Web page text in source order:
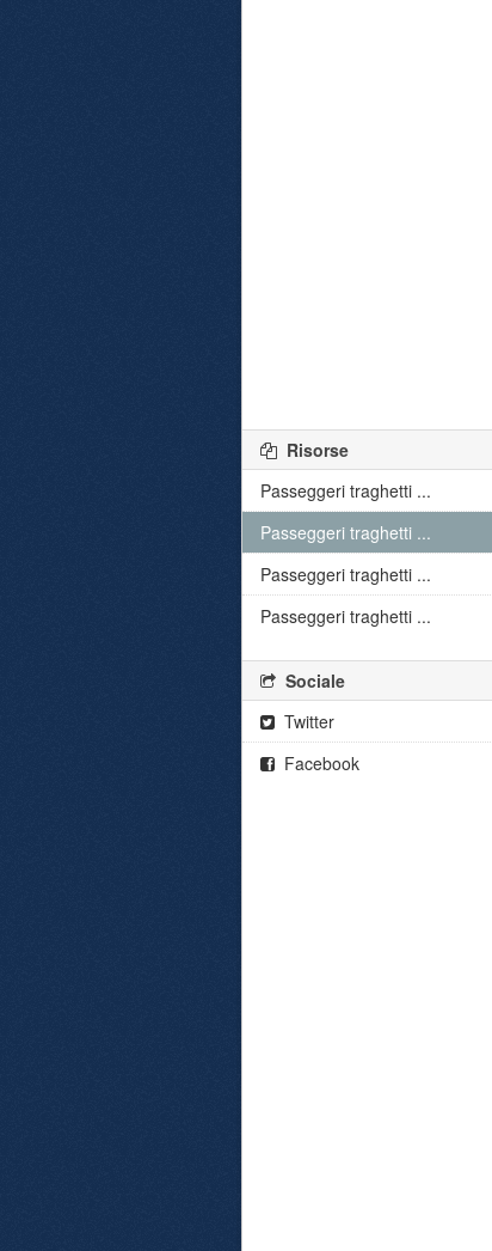
Risorse
Passeggeri traghetti ...
Passeggeri traghetti ...
Passeggeri traghetti ...
Passeggeri traghetti ...
Sociale
Twitter
Facebook